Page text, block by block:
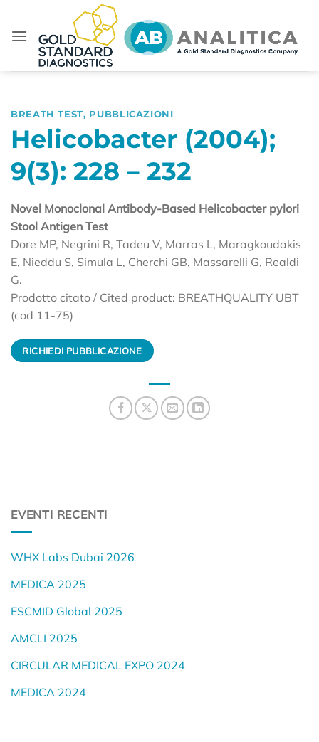
contenuti
BREATH TEST, PUBBLICAZIONI
Helicobacter (2004);
9(3): 228 – 232
Novel Monoclonal Antibody-Based Helicobacter pylori
Stool Antigen Test
Dore MP, Negrini R, Tadeu V, Marras L, Maragkoudakis
E, Nieddu S, Simula L, Cherchi GB, Massarelli G, Realdi
G.
Prodotto citato / Cited product: BREATHQUALITY UBT
(cod 11-75)
RICHIEDI PUBBLICAZIONE
EVENTI RECENTI
WHX Labs Dubai 2026
MEDICA 2025
ESCMID Global 2025
AMCLI 2025
CIRCULAR MEDICAL EXPO 2024
MEDICA 2024